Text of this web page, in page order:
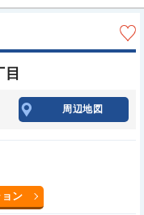
周辺地図
ン